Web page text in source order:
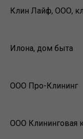
Клин Лайф, ООО,
Илона, дом быта
ООО Про-Клининг
ООО Клининговая